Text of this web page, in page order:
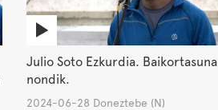
Julio Soto Ezkurdia. Baikortasuna
nondik.
2024-06-28 Doneztebe (N)